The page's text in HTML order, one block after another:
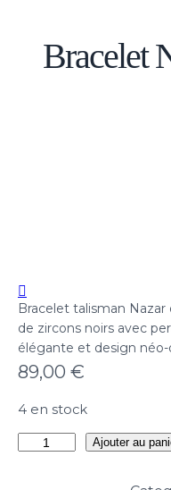
Bracelet
Bracelet talisman Nazar
de zircons noirs avec
élégante et design
89,00 €
4 en stock
quantité
Ajouter au